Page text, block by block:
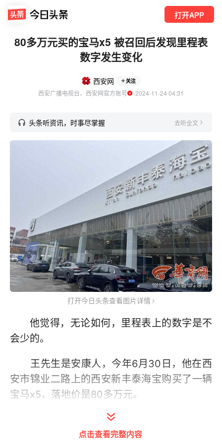
打开APP
80多万元买的宝马x5 被召回后发现里程表
数字发生变化
西安网 关注
西安广播电视台、西安网官方账号
  2024-11-24 04:31
头条听资讯，时事尽掌握 去听全文
打开今日头条查看图片详情
他觉得，无论如何，里程表上的数字是不
会少的。
王先生是安康人，今年6月30日，他在西
安市锦业二路上的西安新丰泰海宝购买了一辆
宝马x5，落地价是80多万元。
9月30日，店方通知说，车辆需要召回。
次日，他把车开到西安，半个月后，去店里取
点击查看完整内容